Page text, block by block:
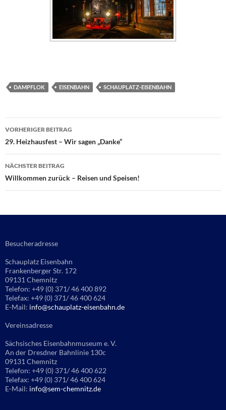
DAMPFLOK EISENBAHN SCHAUPLATZ-EISENBAHN
Beitragsnavigation
VORHERIGER BEITRAG
29. Heizhausfest – Wir sagen „Danke“
NÄCHSTER BEITRAG
Willkommen zurück – Reisen und Speisen!
Besucheradresse
Schauplatz Eisenbahn
Frankenberger Str. 172
09131 Chemnitz
Telefon: +49 (0) 371/ 46 400 892
Telefax: +49 (0) 371/ 46 400 624
E-Mail: info@schauplatz-eisenbahn.de
Vereinsadresse
Sächsisches Eisenbahnmuseum e. V.
An der Dresdner Bahnlinie 130c
09131 Chemnitz
Telefon: +49 (0) 371/ 46 400 622
Telefax: +49 (0) 371/ 46 400 624
E-Mail: info@sem-chemnitz.de